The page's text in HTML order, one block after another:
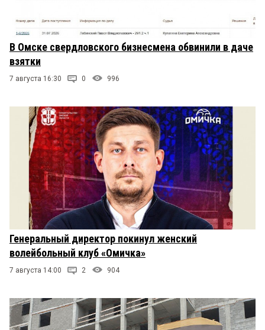
В Омске свердловского бизнесмена обвинили в даче
взятки
7 августа 16:30 0 996
Генеральный директор покинул женский
волейбольный клуб «Омичка»
7 августа 14:00 2 904